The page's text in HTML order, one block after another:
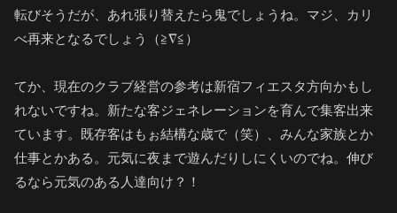
転びそうだが、あれ張り替えたら鬼でしょうね。マジ、カリ
べ再来となるでしょう（≧∇≦）
てか、現在のクラブ経営の参考は新宿フィエスタ方向かもし
れないですね。新たな客ジェネレーションを育んで集客出来
ています。既存客はもぉ結構な歳で（笑）、みんな家族とか
仕事とかある。元気に夜まで遊んだりしにくいのでね。伸び
るなら元気のある人達向け？！